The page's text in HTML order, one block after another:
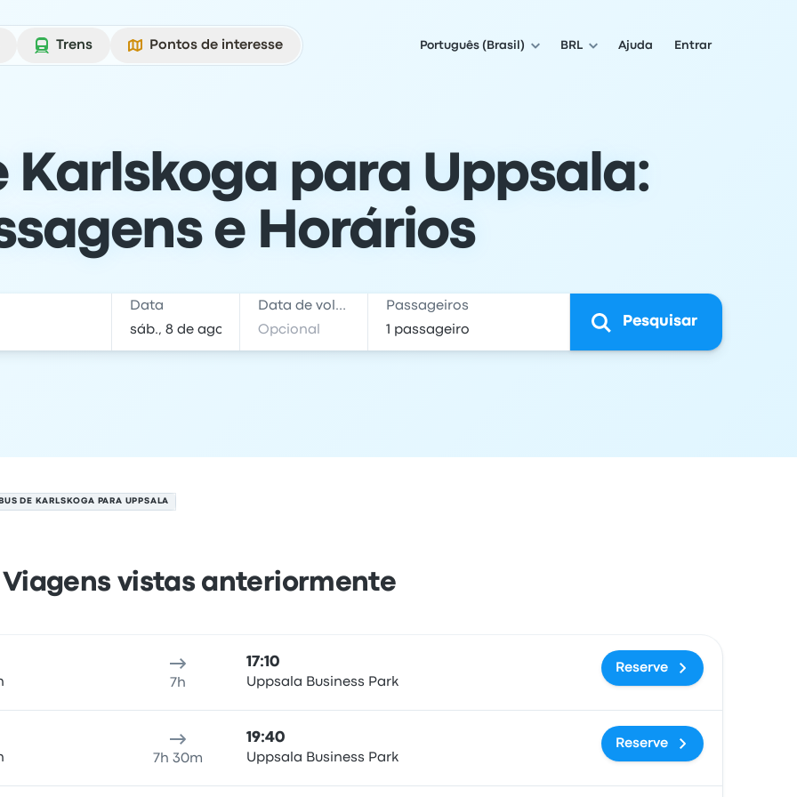
Trens Pontos de interesse Português (Brasil) BRL Ajuda Entrar
Karlskoga para Uppsala:
e Horários
Data Data de volta Passageiros
Pesquisar
DE KARLSKOGA PARA UPPSALA
Viagens vistas anteriormente
7h
17:10
Uppsala Business Park
Reserve
7h 30m
19:40
Uppsala Business Park
Reserve